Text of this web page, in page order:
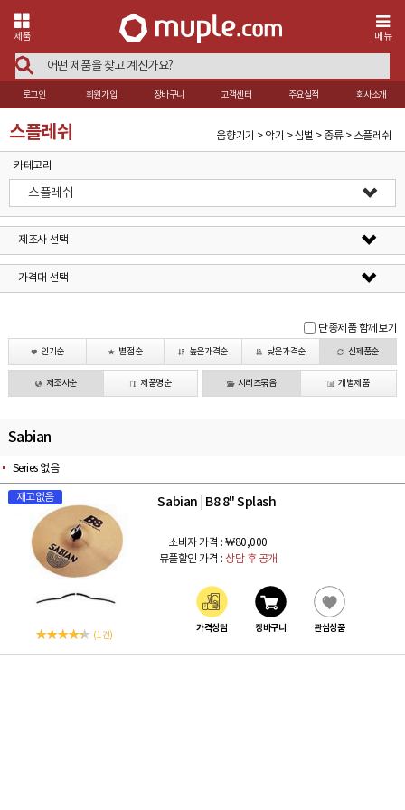
제품 메뉴
로그인 회원가입 장바구니 고객센터 주요실적 회사소개
스플레쉬 음향기기 > 악기 > 심벌 > 종류 > 스플레쉬
카테고리
스플레쉬
제조사 선택
가격대 선택
단종제품 함께보기
인기순 별점순 높은가격순 낮은가격순 신제품순
제조사순 제품명순 시리즈묶음 개별제품
Sabian
Series 없음
재고없음
(1 건)
Sabian B8 8" Splash
소비자 가격 : ₩80,000
뮤플할인 가격 : 상담 후 공개
가격상담 장바구니 관심상품